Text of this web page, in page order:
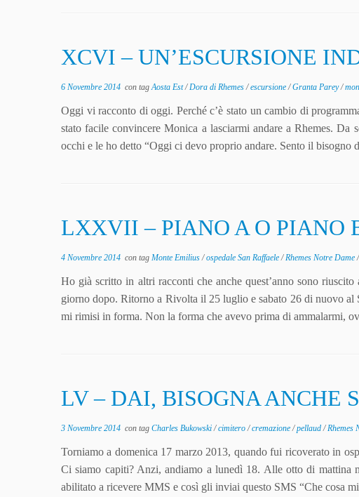
XCVI – UN’ESCURSIONE
6 Novembre 2014 con tagAosta Est/Dora di Rhemes/escursione/Granta Parey/
Oggi vi racconto di oggi. Perché c’è stato un cambio di
stato facile convincere Monica a lasciarmi andare a Rhemes.
occhi e le ho detto “Oggi ci devo proprio andare. Sento il
LXXVII – PIANO A O PIANO
4 Novembre 2014 con tag Monte Emilius/ospedale San Raffaele/Rhemes Notre Dame/
Ho già scritto in altri racconti che anche quest’anno sono
giorno dopo. Ritorno a Rivolta il 25 luglio e sabato 26 di nuovo
mi rimisi in forma. Non la forma che avevo prima di ammalarmi,
LV – DAI, BISOGNA ANCHE
3 Novembre 2014 con tag Charles Bukowski/cimitero/cremazione/pellaud/Rhemes
Torniamo a domenica 17 marzo 2013, quando fui ricoverato in
Ci siamo capiti? Anzi, andiamo a lunedì 18. Alle otto di
abilitato a ricevere MMS e così gli inviai questo SMS “Che cosa